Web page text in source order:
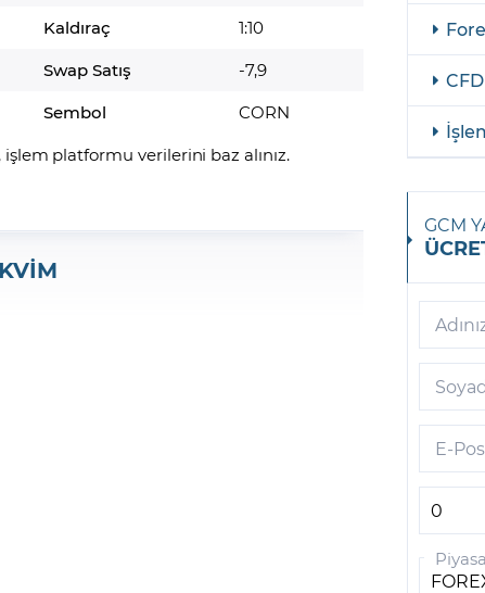
Kaldıraç
1:10
Swap Satış
-7,9
Sembol
CORN
platformu verilerini baz alınız.
GCM
E-